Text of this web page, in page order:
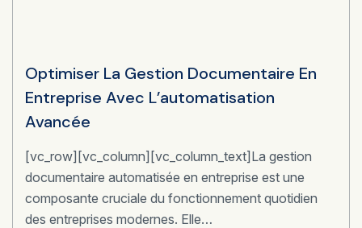
Optimiser La Gestion Documentaire En
Entreprise Avec L’automatisation
Avancée
[vc_row][vc_column][vc_column_text]La gestion
documentaire automatisée en entreprise est une
composante cruciale du fonctionnement quotidien
des entreprises modernes. Elle…